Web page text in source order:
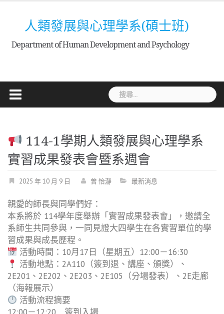
content人類發展與心理學系(碩士班)
Department of Human Development and Psychology
搜
尋
字:
114-1學期人類發展與心理學系
實習成果發表會暨系週會
2025 年 10 月 9 日 曾 怡瀞 最新消息
親愛的師長與同學們好：
本系將於 114學年度舉辦「實習成果發表會」，邀請全
系師生共同參與，一同見證大四學生在各實習單位的學
習成果與成長歷程。
活動時間：10月17日（星期五）12:00－16:30
活動地點：2A110（簽到退、講座、頒獎）、
2E201、2E202、2E203、2E105（分場發表）、2E走廊
（海報展示）
活動流程摘要